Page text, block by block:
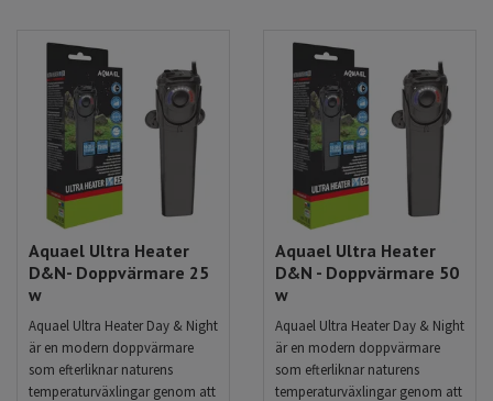
Aquael Ultra Heater
D&N- Doppvärmare 25
w
Aquael Ultra Heater Day & Night
är en modern doppvärmare
som efterliknar naturens
temperaturväxlingar genom att
Aquael Ultra Heater
D&N - Doppvärmare 50
w
Aquael Ultra Heater Day & Night
är en modern doppvärmare
som efterliknar naturens
temperaturväxlingar genom att